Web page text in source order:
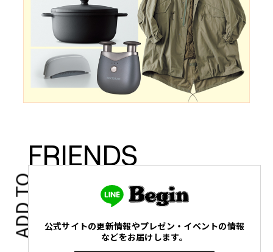
ADD TO
FRIENDS
公式サイトの更新情報やプレゼン・イベントの情報
などをお届けします。